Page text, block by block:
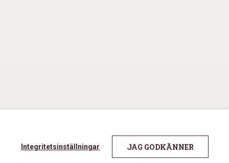
Integritetsinställningar JAG GODKÄNNER